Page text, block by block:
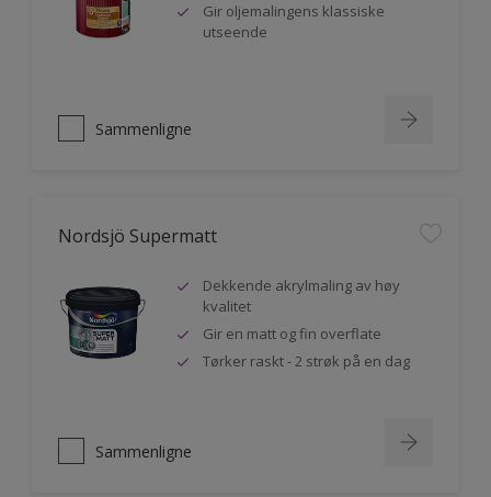
Gir oljemalingens klassiske
utseende
Sammenligne
Nordsjö Supermatt
Dekkende akrylmaling av høy
kvalitet
Gir en matt og fin overflate
Tørker raskt - 2 strøk på en dag
Sammenligne